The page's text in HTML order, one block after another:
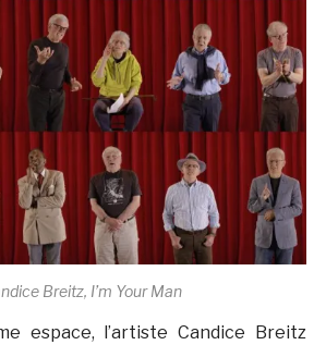
Breitz, I’m Your Man
espace, l’artiste Candice Breitz